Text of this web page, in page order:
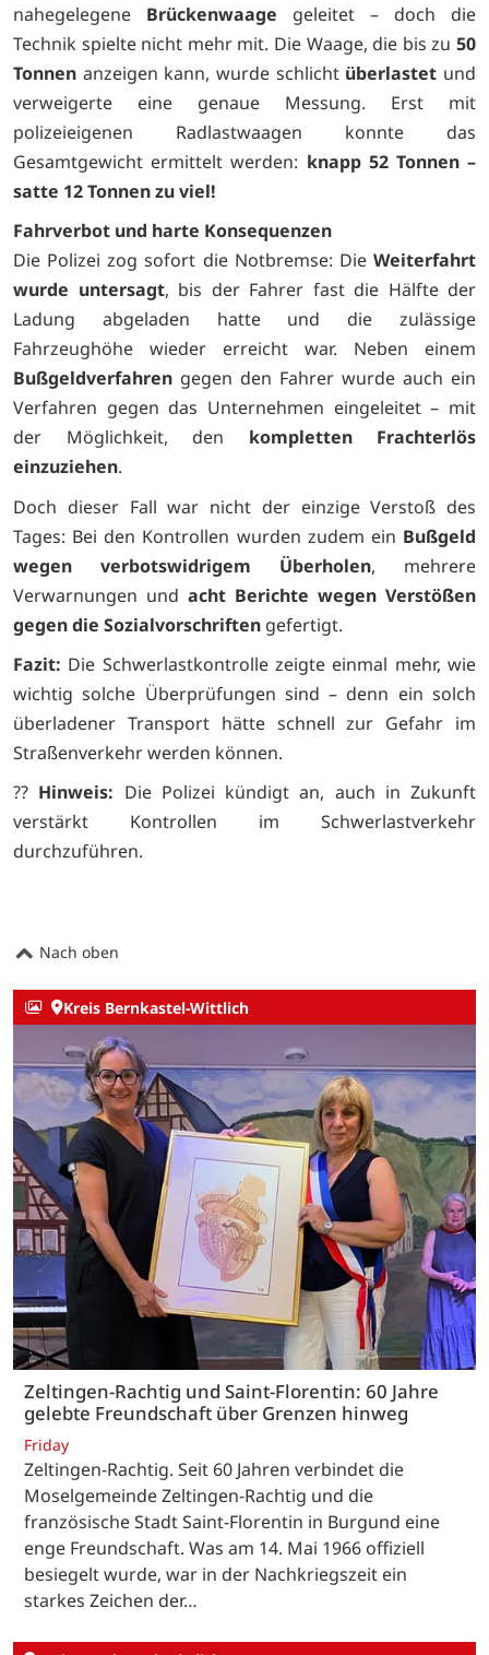
nahegelegene Brückenwaage geleitet – doch die
Technik spielte nicht mehr mit. Die Waage, die bis zu 50
Tonnen anzeigen kann, wurde schlicht überlastet und
verweigerte eine genaue Messung. Erst mit
polizeieigenen Radlastwaagen konnte das
Gesamtgewicht ermittelt werden: knapp 52 Tonnen –
satte 12 Tonnen zu viel!
Fahrverbot und harte Konsequenzen
Die Polizei zog sofort die Notbremse: Die Weiterfahrt
wurde untersagt, bis der Fahrer fast die Hälfte der
Ladung abgeladen hatte und die zulässige
Fahrzeughöhe wieder erreicht war. Neben einem
Bußgeldverfahren gegen den Fahrer wurde auch ein
Verfahren gegen das Unternehmen eingeleitet – mit
der Möglichkeit, den kompletten Frachterlös
einzuziehen.
Doch dieser Fall war nicht der einzige Verstoß des
Tages: Bei den Kontrollen wurden zudem ein Bußgeld
wegen verbotswidrigem Überholen, mehrere
Verwarnungen und acht Berichte wegen Verstößen
gegen die Sozialvorschriften gefertigt.
Fazit: Die Schwerlastkontrolle zeigte einmal mehr, wie
wichtig solche Überprüfungen sind – denn ein solch
überladener Transport hätte schnell zur Gefahr im
Straßenverkehr werden können.
?? Hinweis: Die Polizei kündigt an, auch in Zukunft
verstärkt Kontrollen im Schwerlastverkehr
durchzuführen.
Nach oben
Kreis Bernkastel-Wittlich
Zeltingen-Rachtig und Saint-Florentin: 60 Jahre
gelebte Freundschaft über Grenzen hinweg
Friday
Zeltingen-Rachtig. Seit 60 Jahren verbindet die
Moselgemeinde Zeltingen-Rachtig und die
französische Stadt Saint-Florentin in Burgund eine
enge Freundschaft. Was am 14. Mai 1966 offiziell
besiegelt wurde, war in der Nachkriegszeit ein
starkes Zeichen der…